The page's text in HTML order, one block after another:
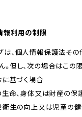
報利用の制限
は、個人情報保護法そ
。但し、次の場合はこの
に基づく場合
の生命、身体又は財産の
衆衛生の向上又は児童の